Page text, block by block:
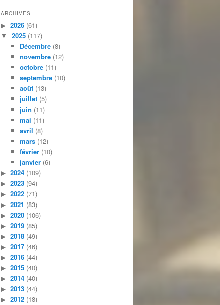
ARCHIVES
2026 (61)
2025 (117)
Décembre(8)
novembre(12)
octobre(11)
septembre(10)
août(13)
juillet(5)
juin (11)
mai (11)
avril (8)
mars(12)
février(10)
janvier(6)
2024 (109)
2023 (94)
2022 (71)
2021 (83)
2020 (106)
2019 (85)
2018 (49)
2017 (46)
2016 (44)
2015 (40)
2014 (40)
2013 (44)
2012 (18)